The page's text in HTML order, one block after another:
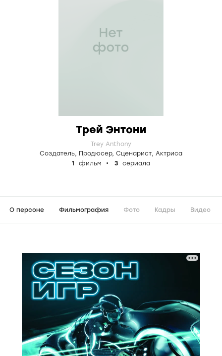
Трей Энтони
Trey Anthony
Создатель, Продюсер, Сценарист, Актриса
1
фильм 3 сериала
О персоне Фильмография Фото Кадры Видео